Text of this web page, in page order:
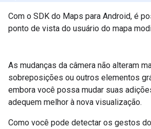
Com o SDK do Maps para Android, é
ponto de vista do usuário do mapa
As mudanças da câmera não alteram
sobreposições ou outros elementos
embora você possa mudar suas
adequem melhor à nova visualização.
Como você pode detectar os gestos